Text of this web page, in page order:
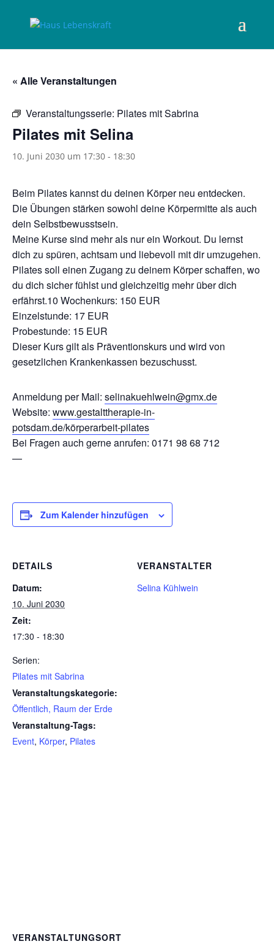
« Alle Veranstaltungen
Veranstaltungsserie: Pilates mit Sabrina
Pilates mit Selina
10. Juni 2030 um 17:30 - 18:30
Beim Pilates kannst du deinen Körper neu entdecken.
Die Übungen stärken sowohl deine Körpermitte als auch
dein Selbstbewusstsein.
Meine Kurse sind mehr als nur ein Workout. Du lernst
dich zu spüren, achtsam und liebevoll mit dir umzugehen.
Pilates soll einen Zugang zu deinem Körper schaffen, wo
du dich sicher fühlst und gleichzeitig mehr über dich
erfährst.10 Wochenkurs: 150 EUR
Einzelstunde: 17 EUR
Probestunde: 15 EUR
Dieser Kurs gilt als Präventionskurs und wird von
gesetzlichen Krankenkassen bezuschusst.
Anmeldung per Mail: selinakuehlwein@gmx.de
Website: www.gestalttherapie-in-
potsdam.de/körperarbeit-pilates
Bei Fragen auch gerne anrufen: 0171 98 68 712
—
Zum Kalender hinzufügen
DETAILS
Datum:
10. Juni 2030
Zeit:
17:30 - 18:30
Serien:
Pilates mit Sabrina
Veranstaltungskategorie:
Öffentlich, Raum der Erde
Veranstaltung-Tags:
Event, Körper, Pilates
VERANSTALTER
Selina Kühlwein
VERANSTALTUNGSORT